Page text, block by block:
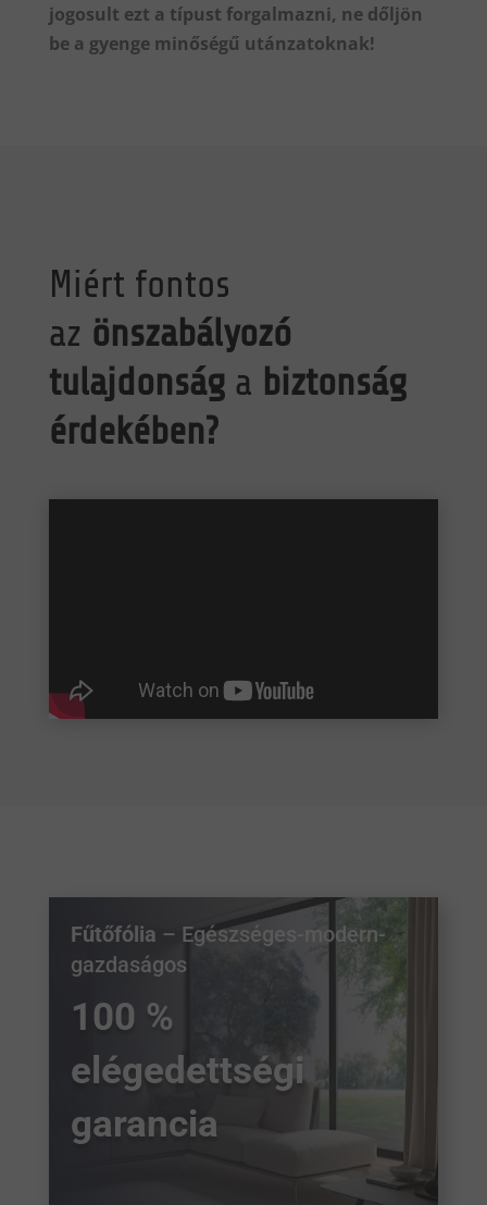
jogosult ezt a típust forgalmazni, ne dőljön
be a gyenge minőségű utánzatoknak!
Miért fontos
az önszabályozó
tulajdonság a biztonság
érdekében?
Fűtőfólia – Egészséges-modern-
gazdaságos
100 %
elégedettségi
garancia